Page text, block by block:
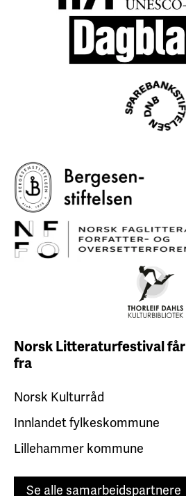
Norsk Litteraturfestival får
fra
Norsk Kulturråd
Innlandet fylkeskommune
Lillehammer kommune
Se alle samarbeidspartnere